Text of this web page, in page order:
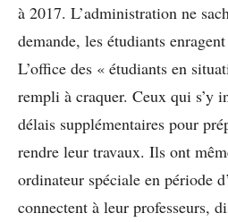
à 2017. L’administration ne
demande, les étudiants
L’office des « étudiants en
rempli à craquer. Ceux qui s’y
délais supplémentaires pour
rendre leur travaux. Ils ont
ordinateur spéciale en période
connectent à leur professeurs,